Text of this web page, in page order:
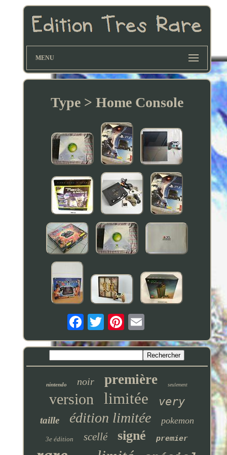
MENU
Type > Home Console
nintendo noir première seulement
version limitée very
taille édition limitée pokemon
3e édition scellé signé premier